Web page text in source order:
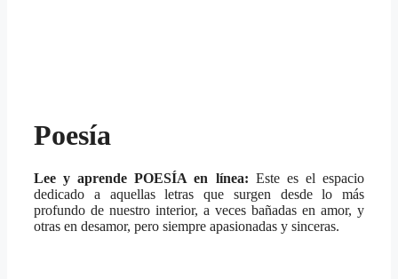
Poesía
Lee y aprende POESÍA en línea: Este es el espacio
dedicado a aquellas letras que surgen desde lo más
profundo de nuestro interior, a veces bañadas en amor, y
otras en desamor, pero siempre apasionadas y sinceras.